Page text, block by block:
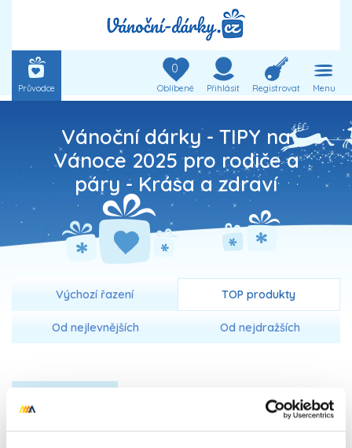
Průvodce
0
Oblíbené Přihlásit Registrovat Menu
Vánoční dárky - TIPY na
Vánoce 2025 pro rodiče a
páry - Krása a zdraví
Výchozí řazení TOP produkty
Od nejlevnějších Od nejdražších